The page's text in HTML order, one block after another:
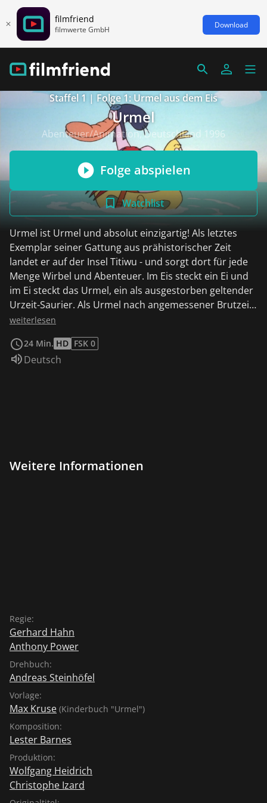
filmfriend
filmwerte GmbH Download
Staffel 1 | Folge 1: Urmel aus dem Eis
Urmel
Abenteuer/Animation, Deutschland 1996
Folge abspielen
Watchlist
Urmel ist Urmel und absolut einzigartig! Als letztes
Exemplar seiner Gattung aus prähistorischer Zeit
landet er auf der Insel Titiwu - und sorgt dort für jede
Menge Wirbel und Abenteuer. Im Eis steckt ein Ei und
im Ei steckt das Urmel, ein als ausgestorben geltender
Urzeit-Saurier. Als Urmel nach angemessener Brutzeit
ausschlüpft, sind die ruhigen Zeiten in Titiwu vorbei.
weiterlesen
24 Min. HD FSK 0
Sprache:
Deutsch
Weitere Informationen
Regie:
Gerhard Hahn
Anthony Power
Drehbuch:
Andreas Steinhöfel
Vorlage:
Max Kruse (Kinderbuch "Urmel")
Komposition:
Lester Barnes
Produktion:
Wolfgang Heidrich
Christophe Izard